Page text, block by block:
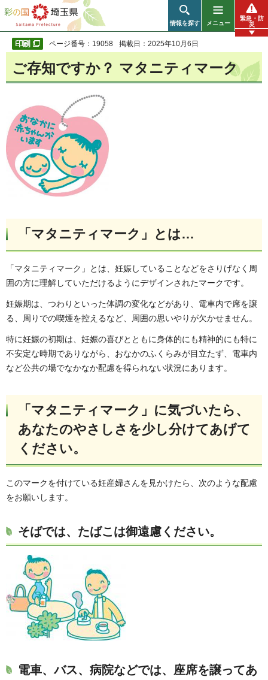
彩の国 埼玉県
情報を探す メニュー
緊急・防
災
ページ番号：19058 掲載日：2025年10月6日
ご存知ですか？ マタニティマーク
「マタニティマーク」とは…
「マタニティマーク」とは、妊娠していることなどをさりげなく周
囲の方に理解していただけるようにデザインされたマークです。
妊娠期は、つわりといった体調の変化などがあり、電車内で席を譲
る、周りでの喫煙を控えるなど、周囲の思いやりが欠かせません。
特に妊娠の初期は、妊娠の喜びとともに身体的にも精神的にも特に
不安定な時期でありながら、おなかのふくらみが目立たず、電車内
など公共の場でなかなか配慮を得られない状況にあります。
「マタニティマーク」に気づいたら、
あなたのやさしさを少し分けてあげて
ください。
このマークを付けている妊産婦さんを見かけたら、次のような配慮
をお願いします。
そばでは、たばこは御遠慮ください。
電車、バス、病院などでは、座席を譲ってあ